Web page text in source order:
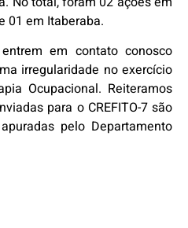
01 em Itaberaba.
em contato conosco
irregularidade no exercício
Ocupacional. Reiteramos
para o CREFITO-7 são
pelo Departamento